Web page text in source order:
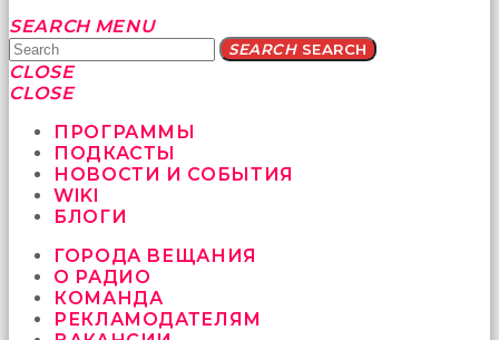
Yatağa
bile
geçmeye
fırsat
sikici
kocalar
güzel
karıları
öttürüyor
sex
hikayeleri
SEARCH MENU
SEARCHSEARCH
CLOSE
CLOSE
ПРОГРАММЫ
ПОДКАСТЫ
НОВОСТИ И СОБЫТИЯ
WIKI
БЛОГИ
ГОРОДА ВЕЩАНИЯ
О РАДИО
КОМАНДА
РЕКЛАМОДАТЕЛЯМ